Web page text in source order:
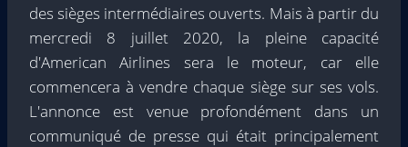
des sièges intermédiaires ouverts. Mais à partir du
mercredi 8 juillet 2020, la pleine capacité
d'American Airlines sera le moteur, car elle
commencera à vendre chaque siège sur ses vols.
L'annonce est venue profondément dans un
communiqué de presse qui était principalement